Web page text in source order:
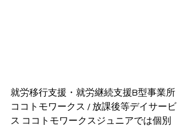
就労移行支援・就労継続支援B型事業所
ココトモワークス / 放課後等デイサービ
ス ココトモワークスジュニアでは個別